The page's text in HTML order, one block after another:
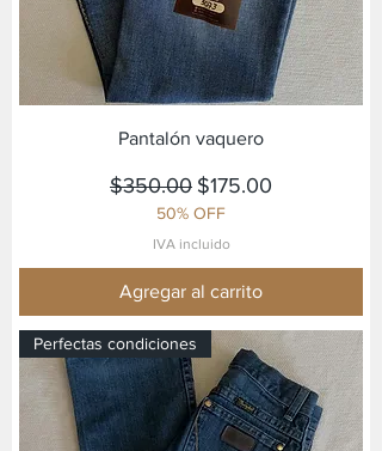
Pantalón vaquero
Precio
$350.00 Precio de oferta
$175.00
50% OFF
IVA incluido
Agregar al carrito
Perfectas condiciones